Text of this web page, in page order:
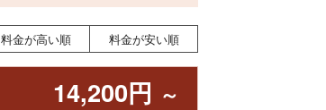
料金が高い順 料金が安い順
14,200円 ～